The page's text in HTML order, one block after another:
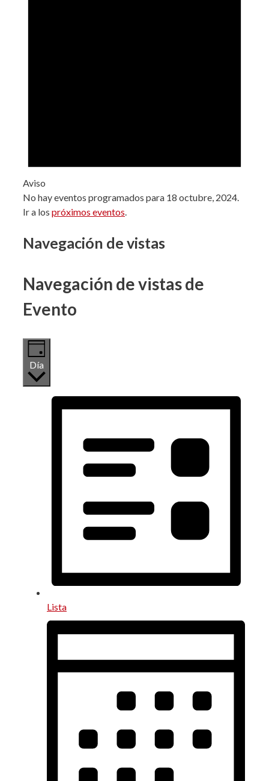
Aviso
No hay eventos programados para 18 octubre, 2024.
Ir a los próximos eventos.
Navegación de vistas
Navegación de vistas de
Evento
Día
Lista